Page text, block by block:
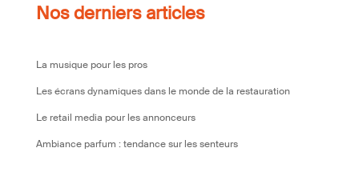
Nos derniers articles
La musique pour les pros
Les écrans dynamiques dans le monde de la restauration
Le retail media pour les annonceurs
Ambiance parfum : tendance sur les senteurs